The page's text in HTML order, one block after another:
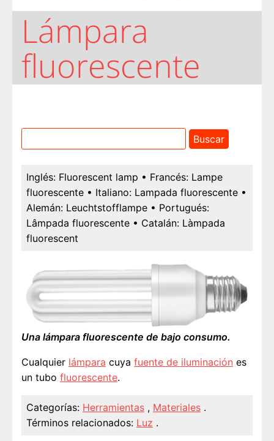
Lámpara
fluorescente
Inglés: Fluorescent lamp • Francés: Lampe
fluorescente • Italiano: Lampada fluorescente •
Alemán: Leuchtstofflampe • Portugués:
Lâmpada fluorescente • Catalán: Làmpada
fluorescent
Una lámpara fluorescente de bajo consumo.
Cualquier lámpara cuya fuente de iluminación es
un tubo fluorescente.
Categorías: Herramientas , Materiales .
Términos relacionados: Luz .